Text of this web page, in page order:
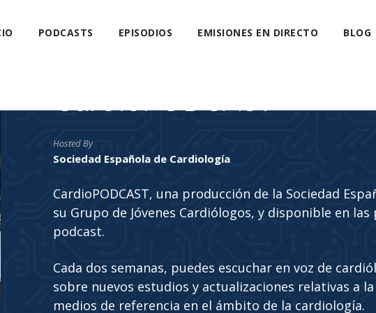
PODCASTS EPISODIOS EMISIONES EN DIRECTO BLOG
CardioPODCAST
Hosted By
Sociedad Española de Cardiología
CardioPODCAST, una producción de la Sociedad
su Grupo de Jóvenes Cardiólogos, y disponible en
podcast.
Cada dos semanas, puedes escuchar en voz de
sobre nuevos estudios y actualizaciones relativas a
medios de referencia en el ámbito de la cardiología.